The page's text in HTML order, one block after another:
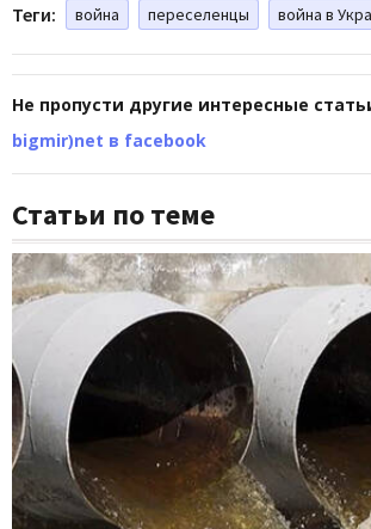
Теги: война переселенцы война в
Не пропусти другие интересные
bigmir)net в facebook
Статьи по теме